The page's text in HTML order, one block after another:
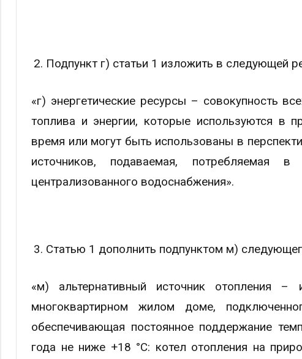
Подпункт г) статьи 1 изложить в следующей
«г) энергетические ресурсы – совокупность
топлива и энергии, которые используются в
время или могут быть использованы в
источников, подаваемая, потребляемая
централизованного водоснабжения».
Статью 1 дополнить подпунктом м)
«м) альтернативный источник отопления –
многоквартирном жилом доме,
обеспечивающая постоянное поддержание
года не ниже +18 °C: котел отопления на